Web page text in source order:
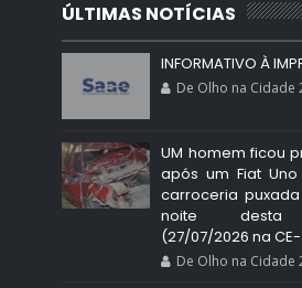
ÚLTIMAS NOTÍCIAS
INFORMATIVO À
De Olho na Cidade
UM homem ficou
após um Fiat
carroceria
noite desta
(27/07/2026 na
De Olho na Cidade